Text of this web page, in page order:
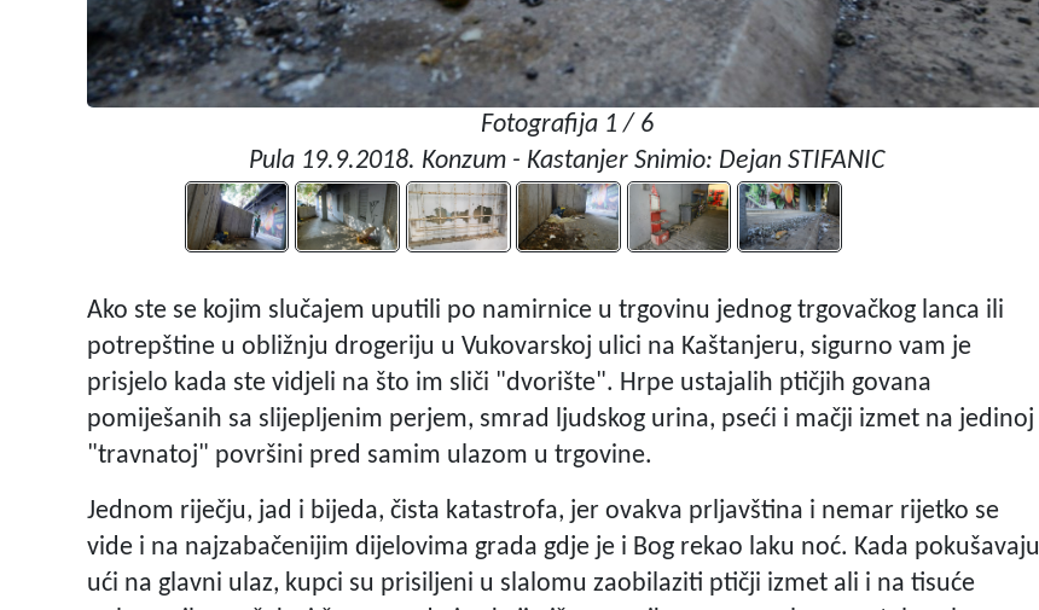
Fotografija 1 / 6
Pula 19.9.2018. Konzum - Kastanjer Snimio: Dejan STIFANIC
Ako ste se kojim slučajem uputili po namirnice u trgovinu jednog trgovačkog lanca ili
potrepštine u obližnju drogeriju u Vukovarskoj ulici na Kaštanjeru, sigurno vam je
prisjelo kada ste vidjeli na što im sliči "dvorište". Hrpe ustajalih ptičjih govana
pomiješanih sa slijepljenim perjem, smrad ljudskog urina, pseći i mačji izmet na jedinoj
"travnatoj" površini pred samim ulazom u trgovine.
Jednom riječju, jad i bijeda, čista katastrofa, jer ovakva prljavština i nemar rijetko se
vide i na najzabačenijim dijelovima grada gdje je i Bog rekao laku noć. Kada pokušavaju
ući na glavni ulaz, kupci su prisiljeni u slalomu zaobilaziti ptičji izmet ali i na tisuće